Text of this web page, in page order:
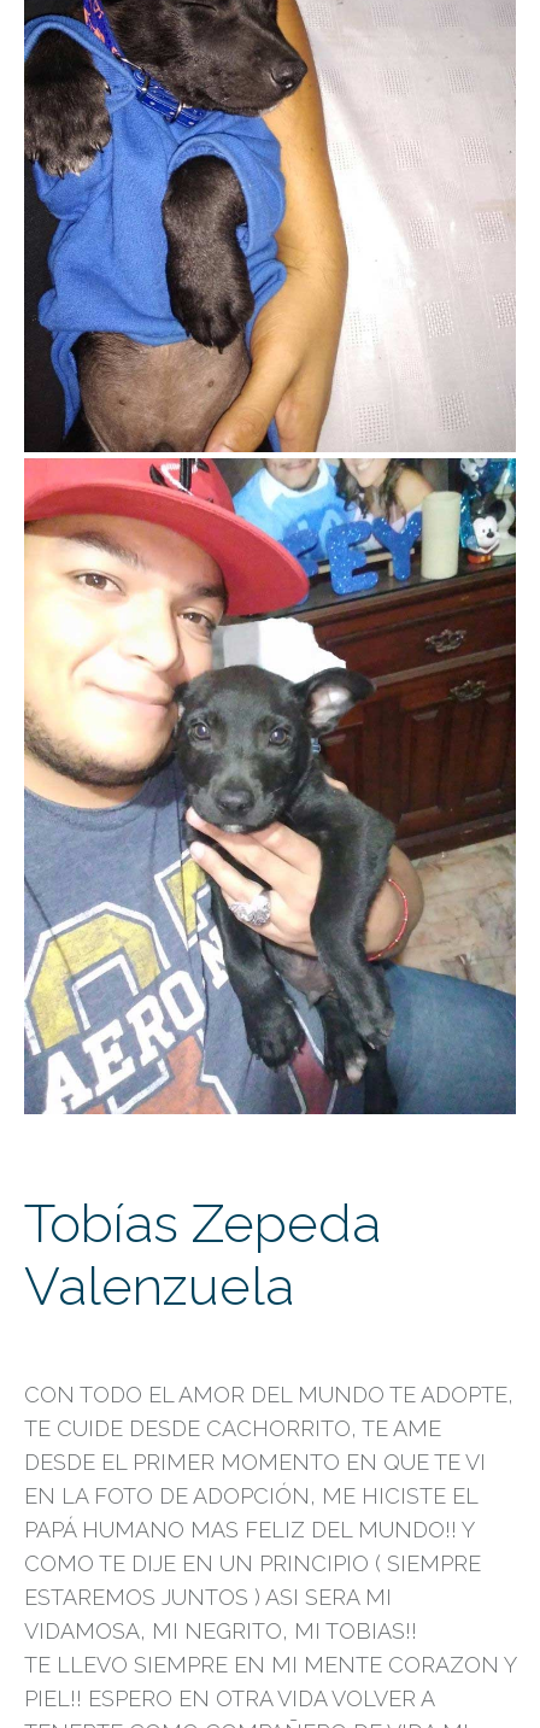
Tobías Zepeda
Valenzuela
CON TODO EL AMOR DEL MUNDO TE ADOPTE,
TE CUIDE DESDE CACHORRITO, TE AME
DESDE EL PRIMER MOMENTO EN QUE TE VI
EN LA FOTO DE ADOPCIÓN, ME HICISTE EL
PAPÁ HUMANO MAS FELIZ DEL MUNDO!! Y
COMO TE DIJE EN UN PRINCIPIO ( SIEMPRE
ESTAREMOS JUNTOS ) ASI SERA MI
VIDAMOSA, MI NEGRITO, MI TOBIAS!!
TE LLEVO SIEMPRE EN MI MENTE CORAZON Y
PIEL!! ESPERO EN OTRA VIDA VOLVER A